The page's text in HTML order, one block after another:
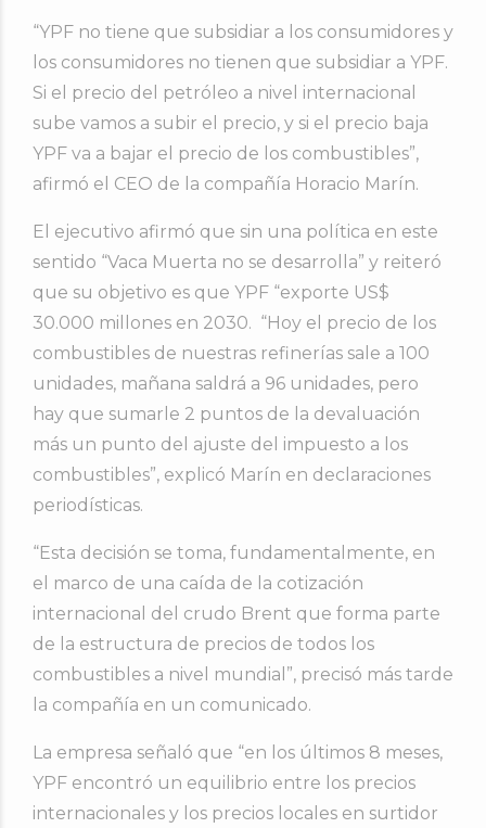
“YPF no tiene que subsidiar a los consumidores y
los consumidores no tienen que subsidiar a YPF.
Si el precio del petróleo a nivel internacional
sube vamos a subir el precio, y si el precio baja
YPF va a bajar el precio de los combustibles”,
afirmó el CEO de la compañía Horacio Marín.
El ejecutivo afirmó que sin una política en este
sentido “Vaca Muerta no se desarrolla” y reiteró
que su objetivo es que YPF “exporte US$
30.000 millones en 2030. “Hoy el precio de los
combustibles de nuestras refinerías sale a 100
unidades, mañana saldrá a 96 unidades, pero
hay que sumarle 2 puntos de la devaluación
más un punto del ajuste del impuesto a los
combustibles”, explicó Marín en declaraciones
periodísticas.
“Esta decisión se toma, fundamentalmente, en
el marco de una caída de la cotización
internacional del crudo Brent que forma parte
de la estructura de precios de todos los
combustibles a nivel mundial”, precisó más tarde
la compañía en un comunicado.
La empresa señaló que “en los últimos 8 meses,
YPF encontró un equilibrio entre los precios
internacionales y los precios locales en surtidor